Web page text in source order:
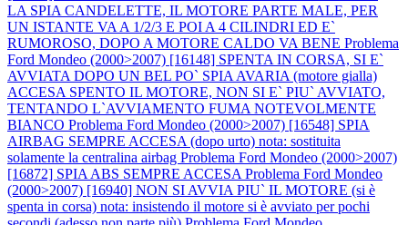
LA SPIA CANDELETTE, IL MOTORE PARTE MALE, PER
UN ISTANTE VA A 1/2/3 E POI A 4 CILINDRI ED E`
RUMOROSO, DOPO A MOTORE CALDO VA BENE Problema
Ford Mondeo (2000>2007) [16148] SPENTA IN CORSA, SI E`
AVVIATA DOPO UN BEL PO` SPIA AVARIA (motore gialla)
ACCESA SPENTO IL MOTORE, NON SI E` PIU` AVVIATO,
TENTANDO L`AVVIAMENTO FUMA NOTEVOLMENTE
BIANCO Problema Ford Mondeo (2000>2007) [16548] SPIA
AIRBAG SEMPRE ACCESA (dopo urto) nota: sostituita
solamente la centralina airbag Problema Ford Mondeo (2000>2007)
[16872] SPIA ABS SEMPRE ACCESA Problema Ford Mondeo
(2000>2007) [16940] NON SI AVVIA PIU` IL MOTORE (si è
spenta in corsa) nota: insistendo il motore si è avviato per pochi